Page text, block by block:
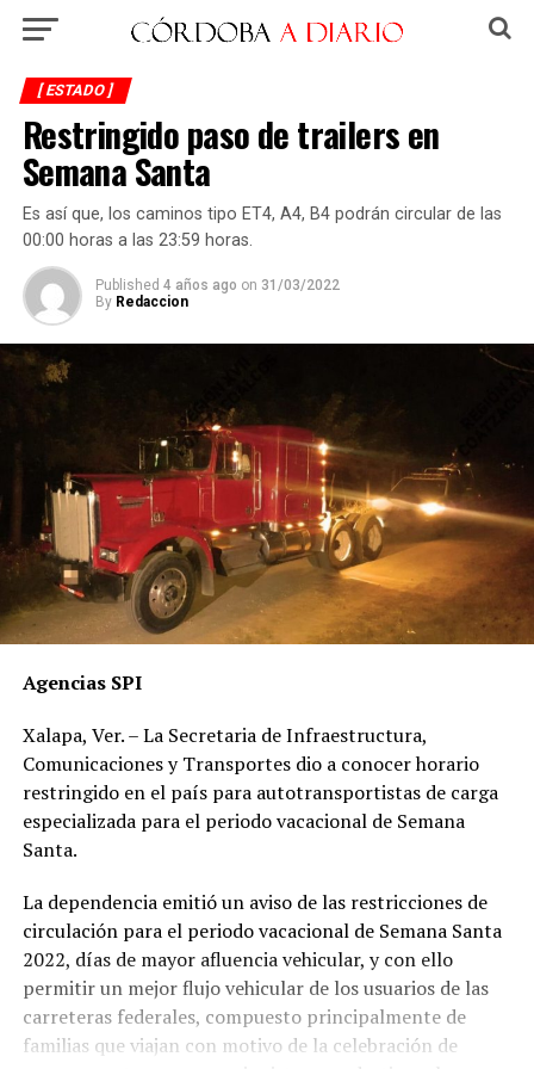
[ ESTADO ]
Restringido paso de trailers en
Semana Santa
Es así que, los caminos tipo ET4, A4, B4 podrán circular de las
00:00 horas a las 23:59 horas.
Published 4 años ago on 31/03/2022
By Redaccion
Agencias SPI
Xalapa, Ver. – La Secretaria de Infraestructura,
Comunicaciones y Transportes dio a conocer horario
restringido en el país para autotransportistas de carga
especializada para el periodo vacacional de Semana
Santa.
La dependencia emitió un aviso de las restricciones de
circulación para el periodo vacacional de Semana Santa
2022, días de mayor afluencia vehicular, y con ello
permitir un mejor flujo vehicular de los usuarios de las
carreteras federales, compuesto principalmente de
familias que viajan con motivo de la celebración de